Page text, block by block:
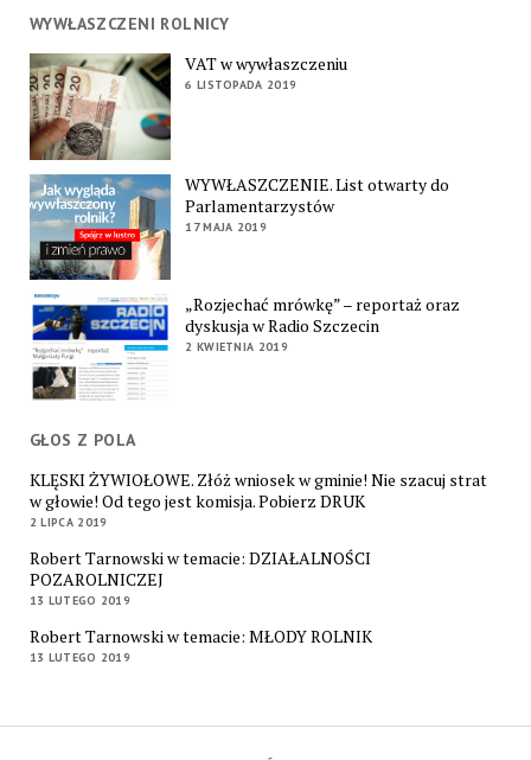
WYWŁASZCZENI ROLNICY
VAT w wywłaszczeniu
6 LISTOPADA 2019
WYWŁASZCZENIE. List otwarty do
Parlamentarzystów
17 MAJA 2019
„Rozjechać mrówkę” – reportaż oraz
dyskusja w Radio Szczecin
2 KWIETNIA 2019
GŁOS Z POLA
KLĘSKI ŻYWIOŁOWE. Złóż wniosek w gminie! Nie szacuj strat
w głowie! Od tego jest komisja. Pobierz DRUK
2 LIPCA 2019
Robert Tarnowski w temacie: DZIAŁALNOŚCI
POZAROLNICZEJ
13 LUTEGO 2019
Robert Tarnowski w temacie: MŁODY ROLNIK
13 LUTEGO 2019